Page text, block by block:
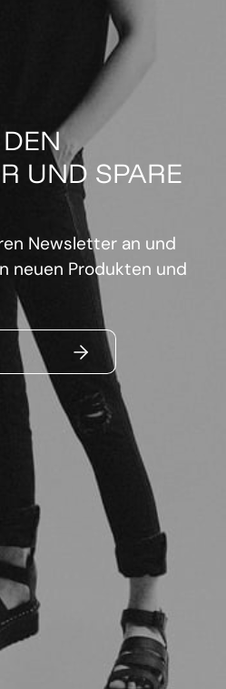
UND SPARE
Newsletter an und
neuen Produkten und
ABSENDEN